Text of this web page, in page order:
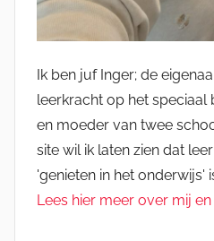
Ik ben juf Inger; de
leerkracht op het speciaal
en moeder van twee
site wil ik laten zien dat
'genieten in het onderwijs'
Lees hier meer over mij